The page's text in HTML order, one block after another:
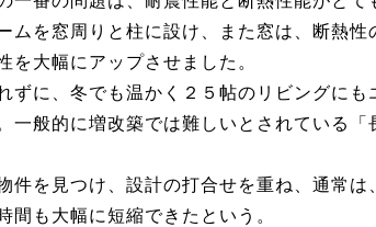
ムを窓周りと柱に設け、また窓は、断熱性
を大幅にアップさせました。
ずに、冬でも温かく２５帖のリビングに
一般的に増改築では難しいとされている
件を見つけ、設計の打合せを重ね、通常
間も大幅に短縮できたという。